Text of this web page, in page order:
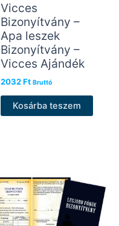
Vicces
Bizonyítvány –
Apa leszek
Bizonyítvány –
Vicces Ajándék
2032Ft Bruttó
Kosárba teszem